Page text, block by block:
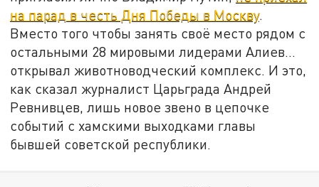
на парад в честь Дня Победы в Москву.
Вместо того чтобы занять своё место рядом с
остальными 28 мировыми лидерами Алиев…
открывал животноводческий комплекс. И это,
как сказал журналист Царьграда Андрей
Ревнивцев, лишь новое звено в цепочке
событий с хамскими выходками главы
бывшей советской республики.